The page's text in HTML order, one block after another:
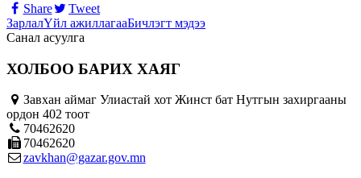
Share
Tweet
ЗарлалҮйл ажиллагааБичлэгт мэдээ
Санал асуулга
ХОЛБОО БАРИХ ХАЯГ
Завхан аймаг Улиастай хот Жинст бат Нутгын захиргааны
ордон 402 тоот
70462620
70462620
zavkhan@gazar.gov.mn